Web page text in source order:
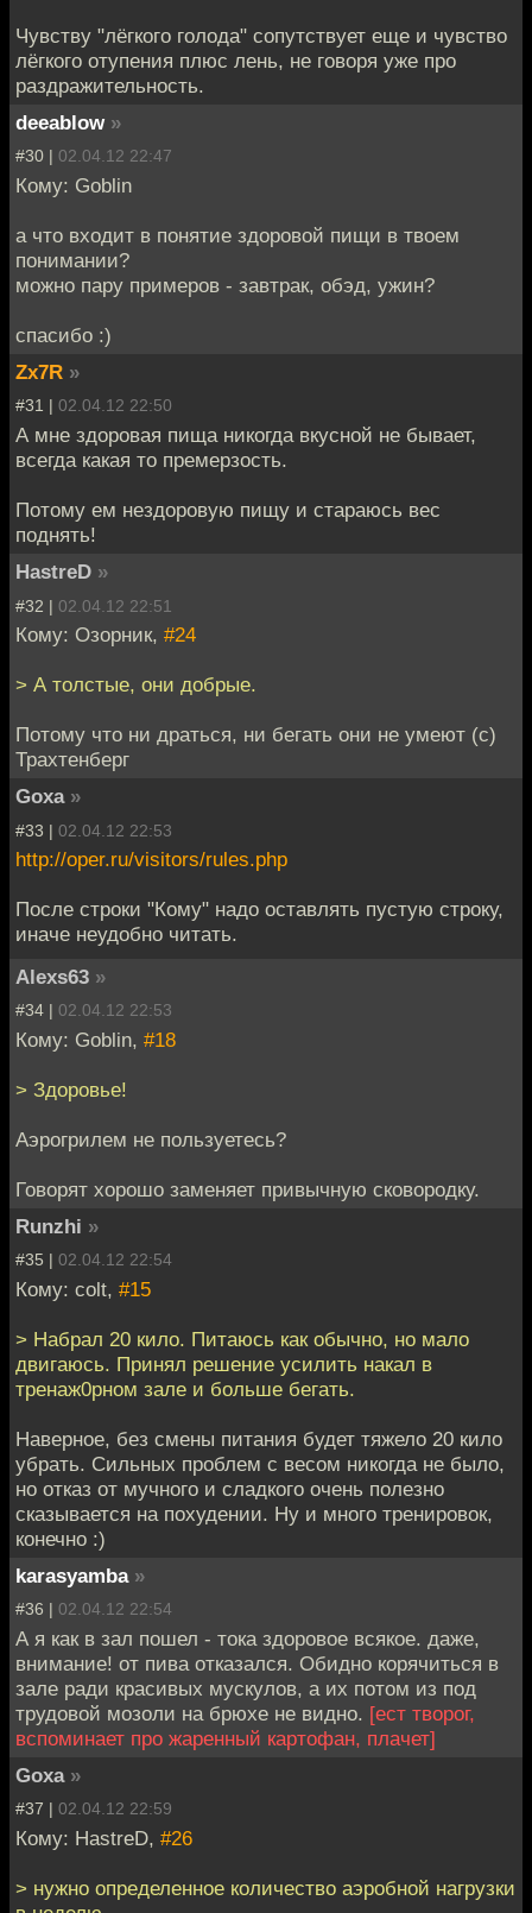
Чувству "лёгкого голода" сопутствует еще и чувство
лёгкого отупения плюс лень, не говоря уже про
раздражительность.
deeablow »
#30 | 02.04.12 22:47
Кому: Goblin
а что входит в понятие здоровой пищи в твоем
понимании?
можно пару примеров - завтрак, обэд, ужин?
спасибо :)
Zx7R »
#31 | 02.04.12 22:50
А мне здоровая пища никогда вкусной не бывает,
всегда какая то премерзость.
Потому ем нездоровую пищу и стараюсь вес
поднять!
HastreD »
#32 | 02.04.12 22:51
Кому: Озорник, #24
> А толстые, они добрые.
Потому что ни драться, ни бегать они не умеют (с)
Трахтенберг
Goxa »
#33 | 02.04.12 22:53
http://oper.ru/visitors/rules.php
После строки "Кому" надо оставлять пустую строку,
иначе неудобно читать.
Alexs63 »
#34 | 02.04.12 22:53
Кому: Goblin, #18
> Здоровье!
Аэрогрилем не пользуетесь?
Говорят хорошо заменяет привычную сковородку.
Runzhi »
#35 | 02.04.12 22:54
Кому: colt, #15
> Набрал 20 кило. Питаюсь как обычно, но мало
двигаюсь. Принял решение усилить накал в
тренаж0рном зале и больше бегать.
Наверное, без смены питания будет тяжело 20 кило
убрать. Сильных проблем с весом никогда не было,
но отказ от мучного и сладкого очень полезно
сказывается на похудении. Ну и много тренировок,
конечно :)
karasyamba »
#36 | 02.04.12 22:54
А я как в зал пошел - тока здоровое всякое. даже,
внимание! от пива отказался. Обидно корячиться в
зале ради красивых мускулов, а их потом из под
трудовой мозоли на брюхе не видно. [ест творог,
вспоминает про жаренный картофан, плачет]
Goxa »
#37 | 02.04.12 22:59
Кому: HastreD, #26
> нужно определенное количество аэробной нагрузки